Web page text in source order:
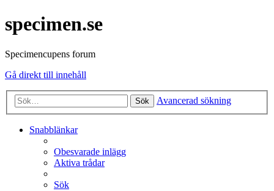
specimen.se
Specimencupens forum
Gå direkt till innehåll
Sök Avancerad sökning
Snabblänkar
Obesvarade inlägg
Aktiva trådar
Sök